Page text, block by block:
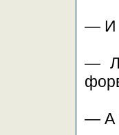
— И
—
— А